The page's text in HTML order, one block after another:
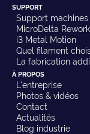
SUPPORT
Support
MicroDelta Rework
i3 Metal Motion
Quel filament
La fabrication
À PROPOS
L'entreprise
Photos & vidéos
Contact
Actualités
Blog industrie